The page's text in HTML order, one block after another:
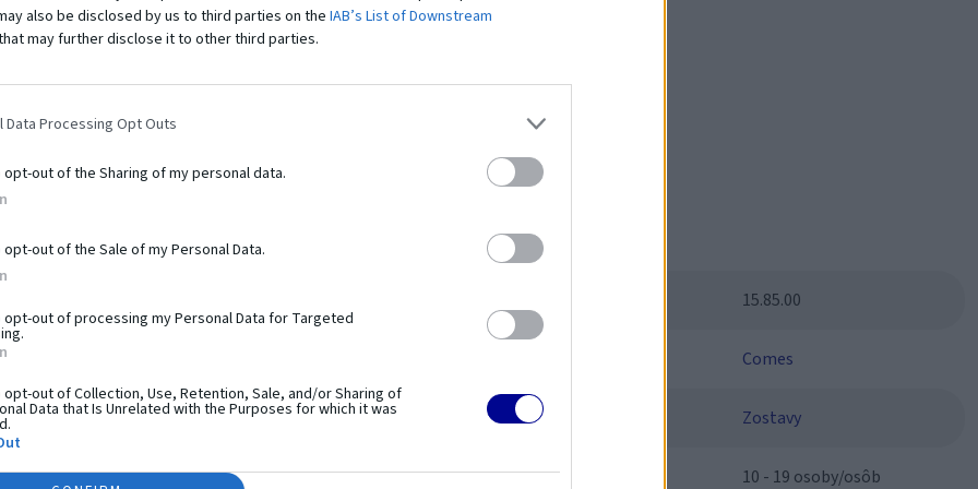
also be disclosed by us to third parties on the IAB’s List of Downstream
may further disclose it to other third parties.
Data Processing Opt Outs
opt-out of the Sharing of my personal data.
out of the Sale of my Personal Data.
opt-out of processing my Personal Data for Targeted
opt-out of Collection, Use, Retention, Sale, and/or Sharing of
Data that Is Unrelated with the Purposes for which it was
tento produkt výnimočným?
workoutu. Pozostáva z hrázd, bradiel, lavíc a plošín,
využití hmotnosti vlastného tela. Prvky vám umožňujú
Práve preto sú tréningové zostavy z
systém využiteľný pri telovýchovných cvičeniach,
rozvoja. Použitie pevných a odolných materiálov a
používania.
Parametre
15.85.00
Comes
Zostavy
Kapacita: 10 - 19 osoby/osôb